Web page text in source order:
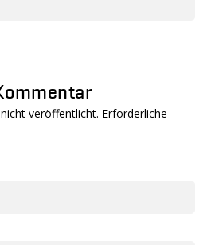
veröffentlicht. Erforderliche